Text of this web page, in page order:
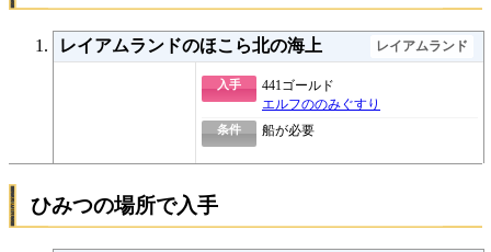
レイアムランドのほこら北の海上 レイアムランド
入手
441ゴールド
エルフののみぐすり
条件 船が必要
ひみつの場所で入手